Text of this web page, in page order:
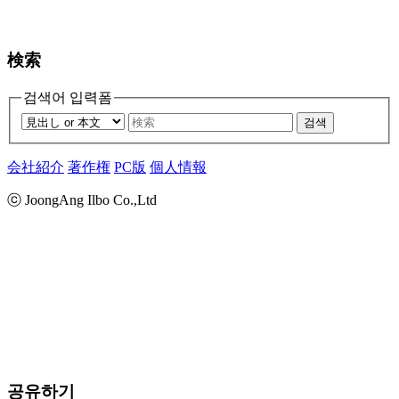
検索
검색어 입력폼
검색
会社紹介 著作権 PC版 個人情報
ⓒ JoongAng Ilbo Co.,Ltd
공유하기